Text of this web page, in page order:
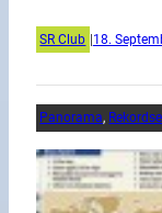
SR Club 18.
Panorama,